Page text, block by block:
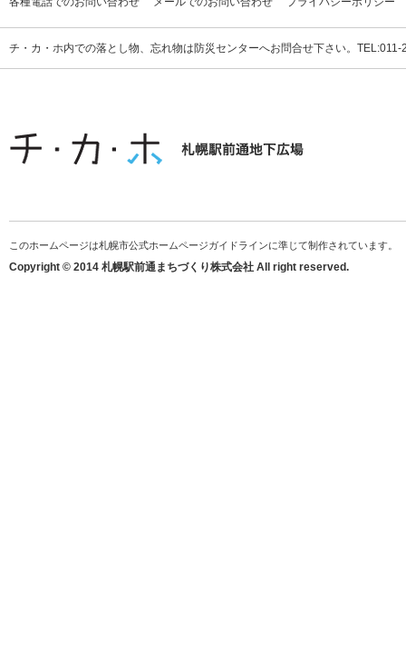
チ・カ・ホ内での落とし物、忘れ物は防災センターへお問合せ下さい。
このホームページは札幌市公式ホームページガイドラインに準じて制作されています。
Copyright © 2014 札幌駅前通まちづくり株式会社 All right reserved.